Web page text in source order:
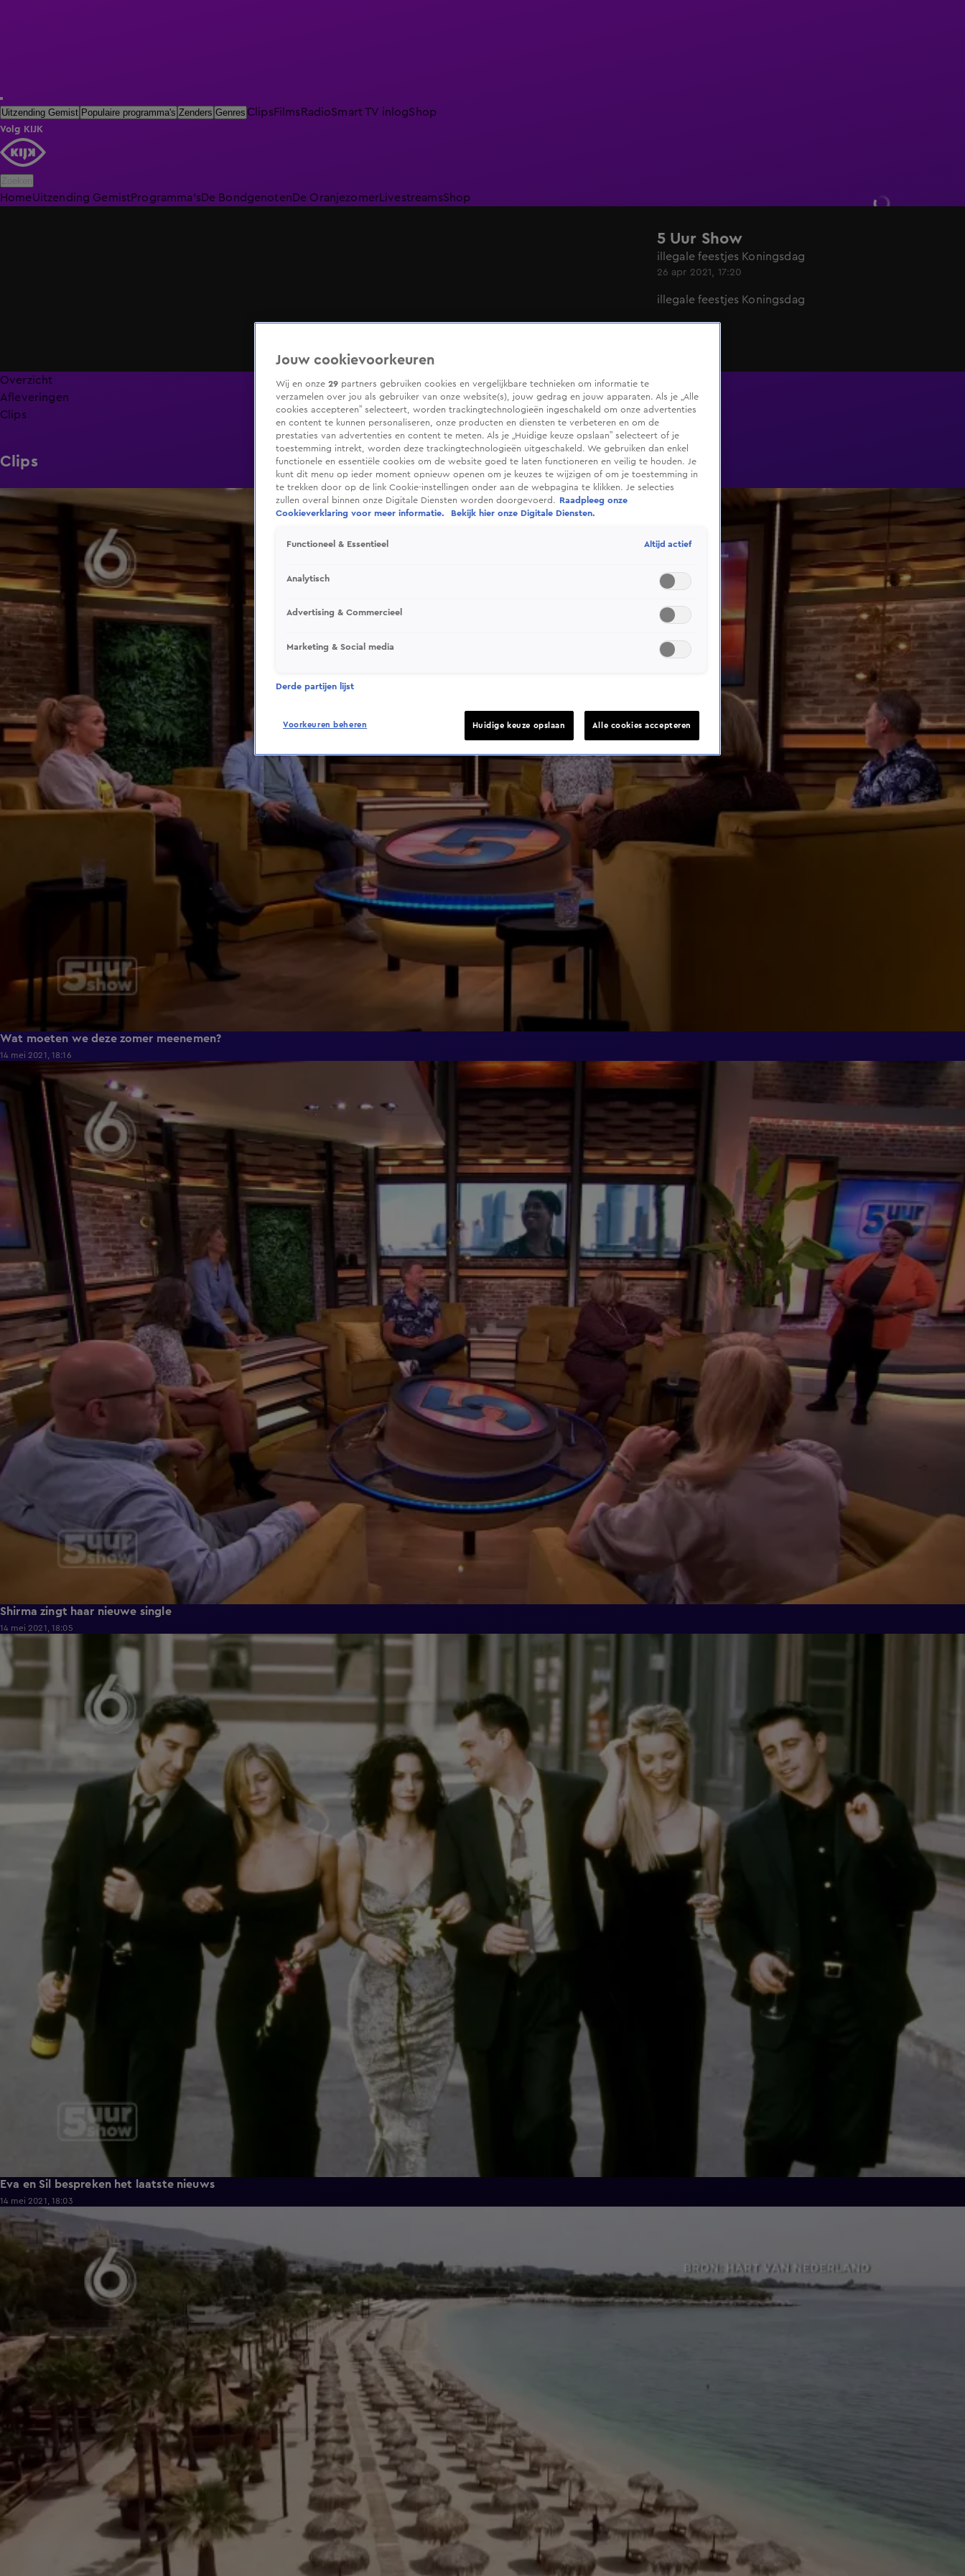
Uitzending Gemist Populaire programma's Zenders Genres ClipsFilmsRadioSmart TV inlogShop
Volg KIJK
HomeUitzending GemistProgramma'sDe BondgenotenDe Oranjezomer LivestreamsShop
5 Uur Show
illegale feestjes Koningsdag
26 apr 2021, 17:20
illegale feestjes Koningsdag
Overzicht
Afleveringen
Clips
Clips
12:21
Wat moeten we deze zomer meenemen?
14 mei 2021, 18:16
Shirma zingt haar nieuwe single
14 mei 2021, 18:05
Eva en Sil bespreken het laatste nieuws
14 mei 2021, 18:03
7:46
Jouw cookievoorkeuren
Wij en onze 29 partners gebruiken cookies en vergelijkbare technieken om informatie te
verzamelen over jou als gebruiker van onze website(s), jouw gedrag en jouw apparaten. Als je „Alle
cookies accepteren” selecteert, worden trackingtechnologieën ingeschakeld om onze advertenties
en content te kunnen personaliseren, onze producten en diensten te verbeteren en om de
prestaties van advertenties en content te meten. Als je „Huidige keuze opslaan” selecteert of je
toestemming intrekt, worden deze trackingtechnologieën uitgeschakeld. We gebruiken dan enkel
functionele en essentiële cookies om de website goed te laten functioneren en veilig te houden. Je
kunt dit menu op ieder moment opnieuw openen om je keuzes te wijzigen of om je toestemming in
te trekken door op de link Cookie-instellingen onder aan de webpagina te klikken. Je selecties
zullen overal binnen onze Digitale Diensten worden doorgevoerd.
Raadpleeg onze
Cookieverklaring voor meer informatie.
Bekijk hier onze Digitale Diensten.
Functioneel & Essentieel Altijd actief
Analytisch
Advertising & Commercieel
Marketing & Social media
Derde partijen lijst
Voorkeuren beheren Huidige keuze opslaan Alle cookies accepteren